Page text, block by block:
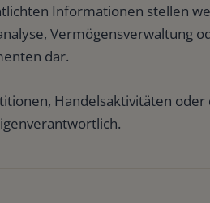
Reisen
Hunde
Informationen stellen
Vermögensverwaltung
dar.
Handelsaktivitäten